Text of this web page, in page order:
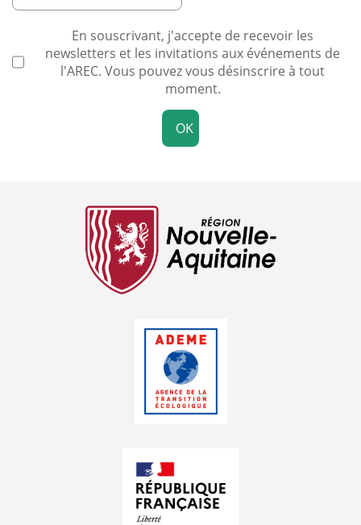
En souscrivant, j'accepte de recevoir les
newsletters et les invitations aux événements de
l'AREC. Vous pouvez vous désinscrire à tout
moment.